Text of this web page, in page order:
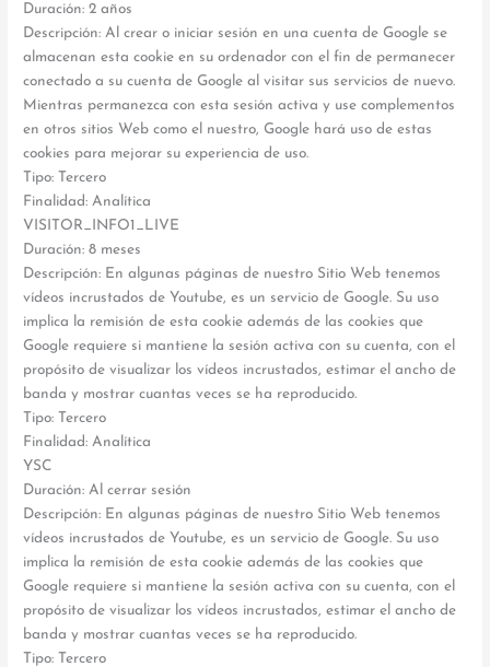
Duración: 2 años
Descripción: Al crear o iniciar sesión en una cuenta de Google se
almacenan esta cookie en su ordenador con el fin de permanecer
conectado a su cuenta de Google al visitar sus servicios de nuevo.
Mientras permanezca con esta sesión activa y use complementos
en otros sitios Web como el nuestro, Google hará uso de estas
cookies para mejorar su experiencia de uso.
Tipo: Tercero
Finalidad: Analítica
VISITOR_INFO1_LIVE
Duración: 8 meses
Descripción: En algunas páginas de nuestro Sitio Web tenemos
vídeos incrustados de Youtube, es un servicio de Google. Su uso
implica la remisión de esta cookie además de las cookies que
Google requiere si mantiene la sesión activa con su cuenta, con el
propósito de visualizar los vídeos incrustados, estimar el ancho de
banda y mostrar cuantas veces se ha reproducido.
Tipo: Tercero
Finalidad: Analítica
YSC
Duración: Al cerrar sesión
Descripción: En algunas páginas de nuestro Sitio Web tenemos
vídeos incrustados de Youtube, es un servicio de Google. Su uso
implica la remisión de esta cookie además de las cookies que
Google requiere si mantiene la sesión activa con su cuenta, con el
propósito de visualizar los vídeos incrustados, estimar el ancho de
banda y mostrar cuantas veces se ha reproducido.
Tipo: Tercero